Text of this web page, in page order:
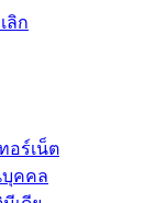
ลิก
อร์เน็ต
คคล